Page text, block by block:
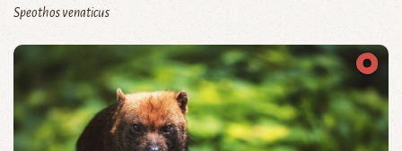
Speothos venaticus